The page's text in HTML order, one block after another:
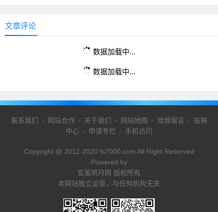
文章评论
数据加载中...
数据加载中...
联系我们 - 网站合作- 关于我们 - 网站地图 - 给我留言 - 投稿
中心 - 申请专栏 - 手机访问
Copyright @ 2012-2020 fs7000.com All Right Reserved
Powered by
玄菟明月网 版权所有
本网站独立运营，与任何机构无关